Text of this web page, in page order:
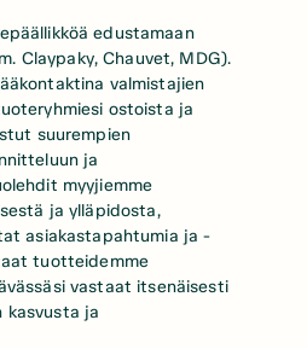
edustamaan
Claypaky, Chauvet, MDG).
valmistajien
ostoista ja
suurempien
ja
myyjiemme
ja ylläpidosta,
asiakastapahtumia ja -
tuotteidemme
vastaat itsenäisesti
kasvusta ja